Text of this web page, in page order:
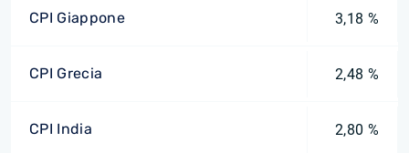
CPI Giappone 3,18 %
CPI Grecia 2,48 %
CPI India 2,80 %